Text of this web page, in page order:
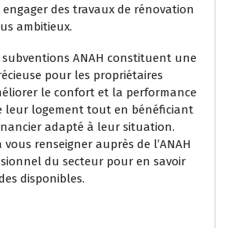
des travaux de rénovation
ambitieux.
subventions ANAH constituent une
pour les propriétaires
le confort et la performance
leur logement tout en bénéficiant
adapté à leur situation.
vous renseigner auprès de l’ANAH
du secteur pour en savoir
disponibles.